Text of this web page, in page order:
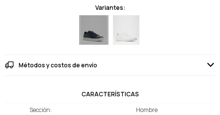
Variantes:
Métodos y costos de envío
CARACTERÍSTICAS
Sección
Hombre